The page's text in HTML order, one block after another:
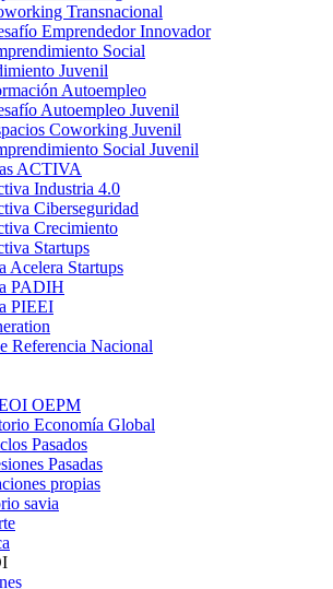
Transnacional
Emprendedor Innovador
Social
Juvenil
Autoempleo
Autoempleo Juvenil
Coworking Juvenil
Social Juvenil
ACTIVA
Industria 4.0
Ciberseguridad
Crecimiento
Startups
Acelera Startups
PADIH
PIEEI
Referencia Nacional
OEPM
Economía Global
Pasados
Pasadas
propias
savia